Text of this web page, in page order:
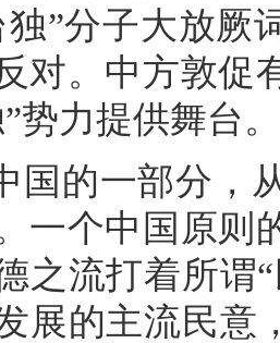
独”分子大放厥
对。中方敦促
势力提供舞台。
国的一部分，
一个中国原则
之流打着所谓
展的主流民意